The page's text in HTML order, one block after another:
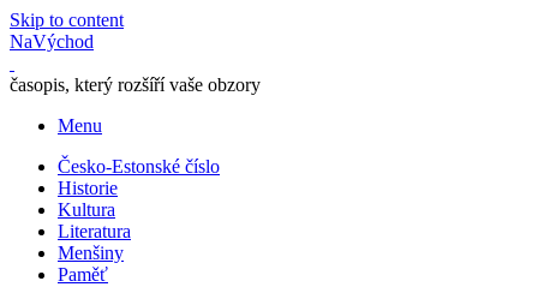
Skip to content
NaVýchod
časopis, který rozšíří vaše obzory
Menu
Česko-Estonské číslo
Historie
Kultura
Literatura
Menšiny
Paměť